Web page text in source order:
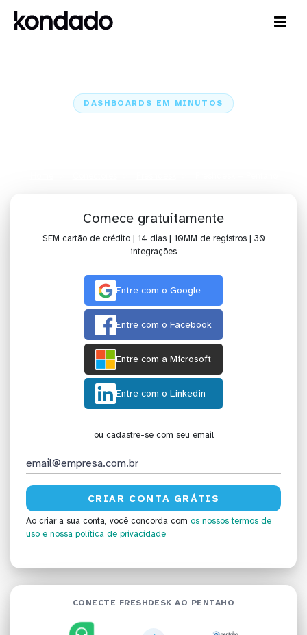
DASHBOARDS EM MINUTOS
Comece gratuitamente
SEM cartão de crédito | 14 dias | 10MM de registros | 30
integrações
Entre com o Google
Entre com o Facebook
Entre com a Microsoft
Entre com o Linkedin
ou cadastre-se com seu email
Ao criar a sua conta, você concorda com os nossos termos de
uso e nossa política de privacidade
CONECTE FRESHDESK AO PENTAHO